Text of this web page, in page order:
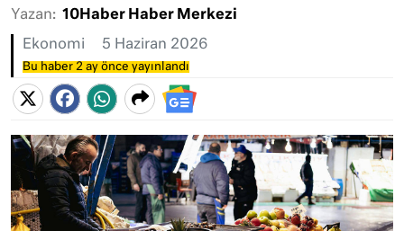
Yazan: 10Haber Haber Merkezi
Ekonomi 5 Haziran 2026
Bu haber 2 ay önce yayınlandı